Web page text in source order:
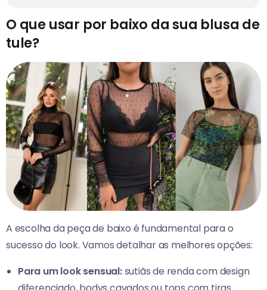
O que usar por baixo da sua blusa de
tule?
A escolha da peça de baixo é fundamental para o
sucesso do look. Vamos detalhar as melhores opções:
Para um look sensual:sutiãs de renda com design